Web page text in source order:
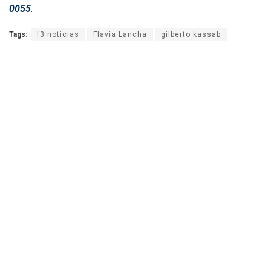
0055.
Tags: f3 noticias Flavia Lancha gilberto kassab